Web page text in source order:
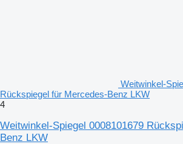
Weitwinkel-
Rückspiegel für Mercedes-Benz LKW
4
Weitwinkel-Spiegel 0008101679
Benz LKW